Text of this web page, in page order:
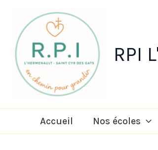
contenu
RPI
Accueil Nos écoles